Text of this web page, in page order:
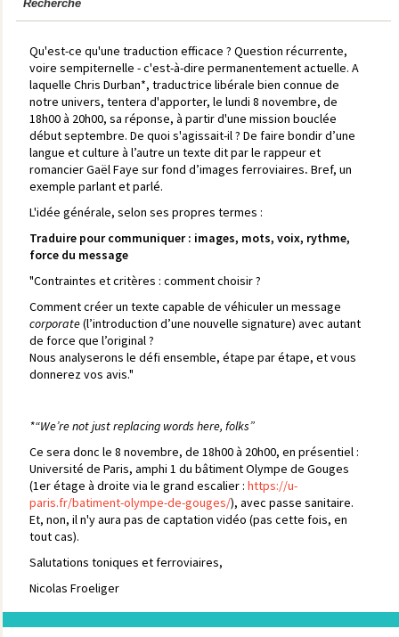
Recherche
Qu'est-ce qu'une traduction efficace ? Question récurrente,
voire sempiternelle - c'est-à-dire permanentement actuelle. A
laquelle Chris Durban*, traductrice libérale bien connue de
notre univers, tentera d'apporter, le lundi 8 novembre, de
18h00 à 20h00, sa réponse, à partir d'une mission bouclée
début septembre. De quoi s'agissait-il ? De faire bondir d’une
langue et culture à l’autre un texte dit par le rappeur et
romancier Gaël Faye sur fond d’images ferroviaires. Bref, un
exemple parlant et parlé.
L'idée générale, selon ses propres termes :
Traduire pour communiquer : images, mots, voix, rythme,
force du message
"Contraintes et critères : comment choisir ?
Comment créer un texte capable de véhiculer un message
corporate(l’introduction d’une nouvelle signature) avec autant
de force que l’original ?
Nous analyserons le défi ensemble, étape par étape, et vous
donnerez vos avis."
*“We’re not just replacing words here, folks”
Ce sera donc le 8 novembre, de 18h00 à 20h00, en présentiel :
Université de Paris, amphi 1 du bâtiment Olympe de Gouges
(1er étage à droite via le grand escalier : https://u-
paris.fr/batiment-olympe-de-gouges/), avec passe sanitaire.
Et, non, il n'y aura pas de captation vidéo (pas cette fois, en
tout cas).
Salutations toniques et ferroviaires,
Nicolas Froeliger